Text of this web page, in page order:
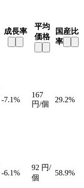
成長率
平均
価格
国産比
率
-7.1%
167
円/個
29.2%
-6.1%
92 円/
個
58.9%